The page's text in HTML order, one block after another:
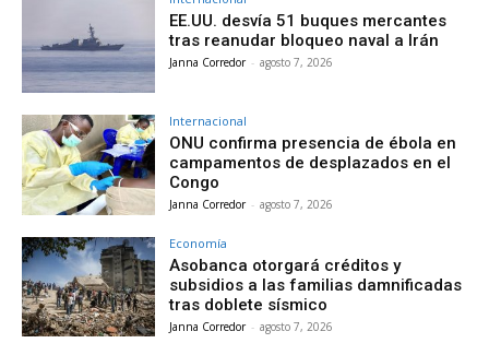
EE.UU. desvía 51 buques mercantes
tras reanudar bloqueo naval a Irán
Janna Corredor - agosto 7, 2026
Internacional
ONU confirma presencia de ébola en
campamentos de desplazados en el
Congo
Janna Corredor - agosto 7, 2026
Economía
Asobanca otorgará créditos y
subsidios a las familias damnificadas
tras doblete sísmico
Janna Corredor - agosto 7, 2026